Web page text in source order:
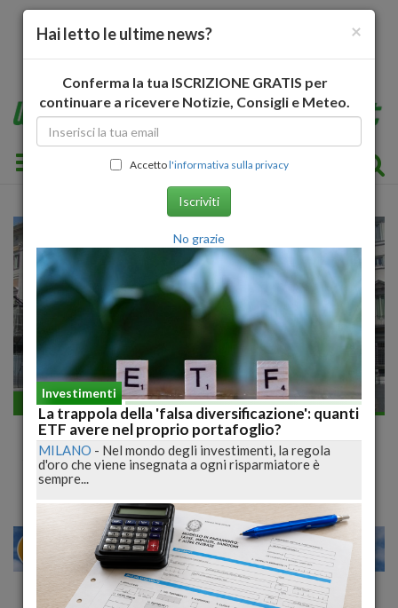
Toggle navigation
Economia generale
Dl Sostegni: ok finale della Camera con 375
sì, 45 astenuti e nessun no. E' legge
MILANO 25 30
×
Hai letto le ultime news?
Conferma la tua ISCRIZIONE GRATIS per
continuare a ricevere Notizie, Consigli e Meteo.
Accettol'informativa sulla privacy
Iscriviti
No grazie
Investimenti
La trappola della 'falsa diversificazione': quanti
ETF avere nel proprio portafoglio?
MILANO - Nel mondo degli investimenti, la regola
d'oro che viene insegnata a ogni risparmiatore è
sempre...